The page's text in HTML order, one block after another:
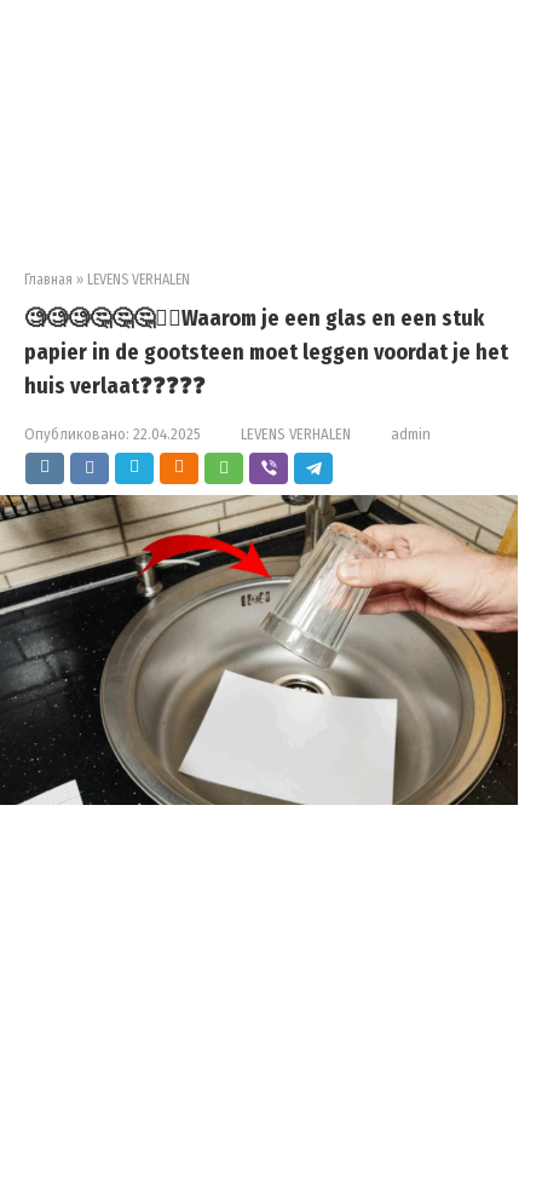
Главная » LEVENS VERHALEN
🧐🧐🧐🤔🤔🤔🙍‍♀️Waarom je een glas en een stuk
papier in de gootsteen moet leggen voordat je het
huis verlaat❓❓❓❓❓
Опубликовано: 22.04.2025 LEVENS VERHALEN admin